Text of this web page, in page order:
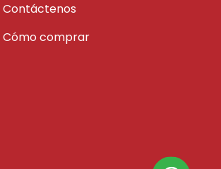
Contáctenos
Cómo comprar